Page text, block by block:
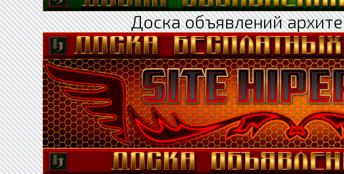
Доска объявлений